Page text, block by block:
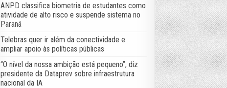
ANPD classifica biometria de estudantes como
atividade de alto risco e suspende sistema no
Paraná
Telebras quer ir além da conectividade e
ampliar apoio às políticas públicas
“O nível da nossa ambição está pequeno”, diz
presidente da Dataprev sobre infraestrutura
nacional da IA